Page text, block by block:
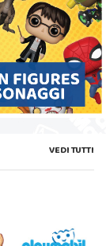
VEDI TUTTI